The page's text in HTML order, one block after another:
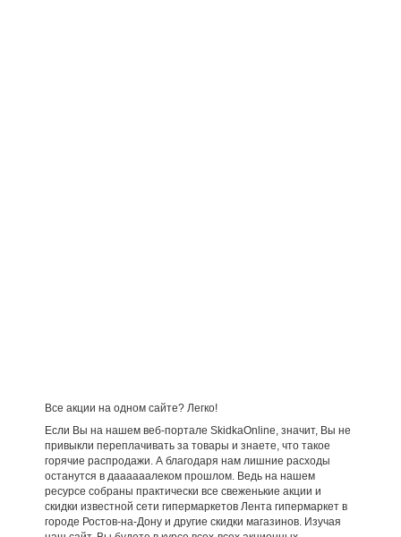
Все акции на одном сайте? Легко!
Если Вы на нашем веб-портале SkidkaOnline, значит, Вы не
привыкли переплачивать за товары и знаете, что такое
горячие распродажи. А благодаря нам лишние расходы
останутся в даааааалеком прошлом. Ведь на нашем
ресурсе собраны практически все свеженькие акции и
скидки известной сети гипермаркетов Лента гипермаркет в
городе Ростов-на-Дону и другие скидки магазинов. Изучая